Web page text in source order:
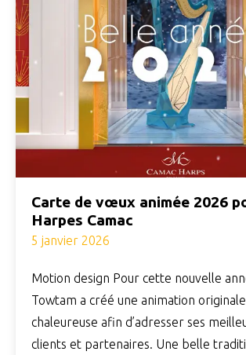
Carte de vœux animée 2026
Harpes Camac
5 janvier 2026
Motion design Pour cette nouvelle
Towtam a créé une animation
chaleureuse afin d’adresser ses
clients et partenaires. Une belle